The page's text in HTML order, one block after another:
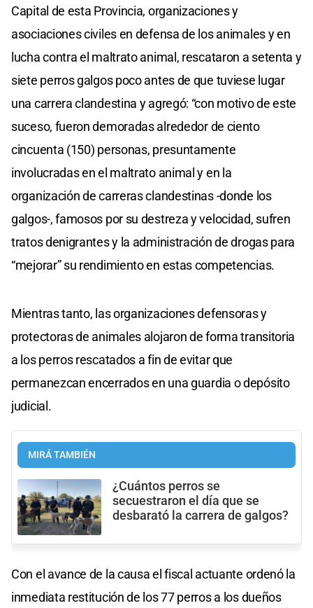
Capital de esta Provincia, organizaciones y
asociaciones civiles en defensa de los animales y en
lucha contra el maltrato animal, rescataron a setenta y
siete perros galgos poco antes de que tuviese lugar
una carrera clandestina y agregó: “con motivo de este
suceso, fueron demoradas alrededor de ciento
cincuenta (150) personas, presuntamente
involucradas en el maltrato animal y en la
organización de carreras clandestinas -donde los
galgos-, famosos por su destreza y velocidad, sufren
tratos denigrantes y la administración de drogas para
“mejorar” su rendimiento en estas competencias.
Mientras tanto, las organizaciones defensoras y
protectoras de animales alojaron de forma transitoria
a los perros rescatados a fin de evitar que
permanezcan encerrados en una guardia o depósito
judicial.
MIRÁ TAMBIÉN
¿Cuántos perros se
secuestraron el día que se
desbarató la carrera de galgos?
Con el avance de la causa el fiscal actuante ordenó la
inmediata restitución de los 77 perros a los dueños